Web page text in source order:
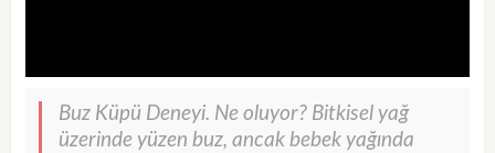
Buz Küpü Deneyi. Ne oluyor? Bitkisel yağ
üzerinde yüzen buz, ancak bebek yağında